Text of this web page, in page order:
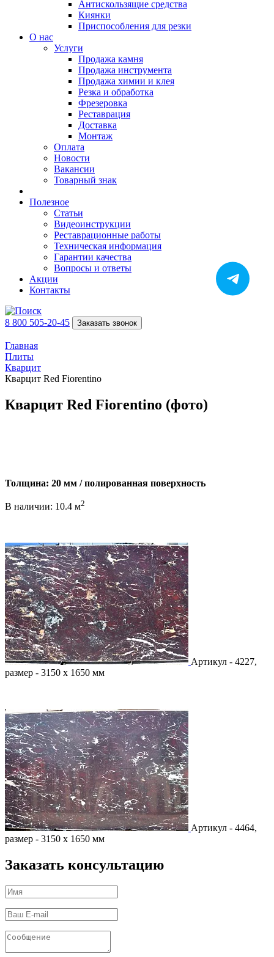
Антискользящие средства
Киянки
Приспособления для резки
О нас
Услуги
Продажа камня
Продажа инструмента
Продажа химии и клея
Резка и обработка
Фрезеровка
Реставрация
Доставка
Монтаж
Оплата
Новости
Вакансии
Товарный знак
Полезное
Статьи
Видеоинструкции
Реставрационные работы
Техническая информация
Гарантии качества
Вопросы и ответы
Акции
Контакты
8 800 505-20-45 Заказать звонок
Главная
Плиты
Кварцит
Кварцит Red Fiorentino
Кварцит Red Fiorentino (фото)
Толщина: 20 мм / полированная поверхность
В наличии: 10.4 м2
Артикул - 4227,
размер - 3150 х 1650 мм
Артикул - 4464,
размер - 3150 х 1650 мм
Заказать консультацию